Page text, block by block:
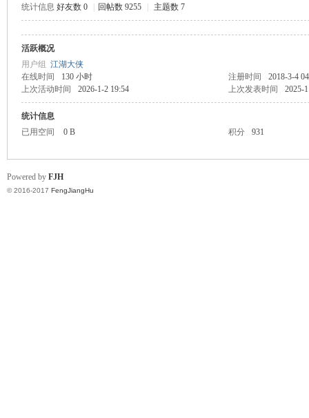
湖
统计信息 好友数 0 回帖数 9255 主题数 7
活跃概况
用户组 江湖大侠
在线时间
130 小时 注册时间
2018-3-4
上次活动时间
2026-1-2 19:54 上次发表时间 2025-
统计信息
已用空间
0 B 积分 931
Powered by FJH
© 2016-2017 FengJiangHu